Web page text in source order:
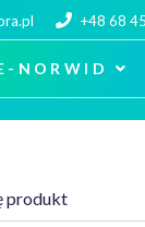
+48 68
NORWID
produkt